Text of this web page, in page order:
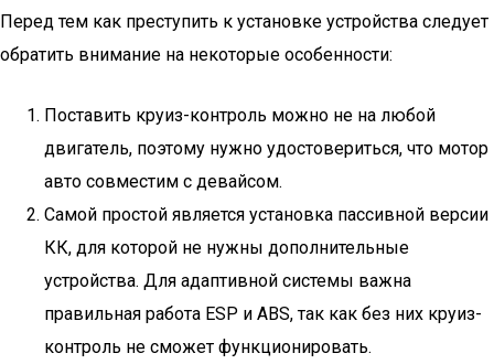
Перед тем как преступить к установке устройства следует
обратить внимание на некоторые особенности:
Поставить круиз-контроль можно не на любой
двигатель, поэтому нужно удостовериться, что мотор
авто совместим с девайсом.
Самой простой является установка пассивной версии
КК, для которой не нужны дополнительные
устройства. Для адаптивной системы важна
правильная работа ESP и ABS, так как без них круиз-
контроль не сможет функционировать.